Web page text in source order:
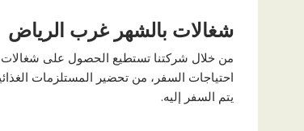
شغالات بالشهر غرب الرياض
من خلال شركتنا تستطيع الحصول على
احتياجات السفر، من تحضير المستلزمات
يتم السفر إليه.